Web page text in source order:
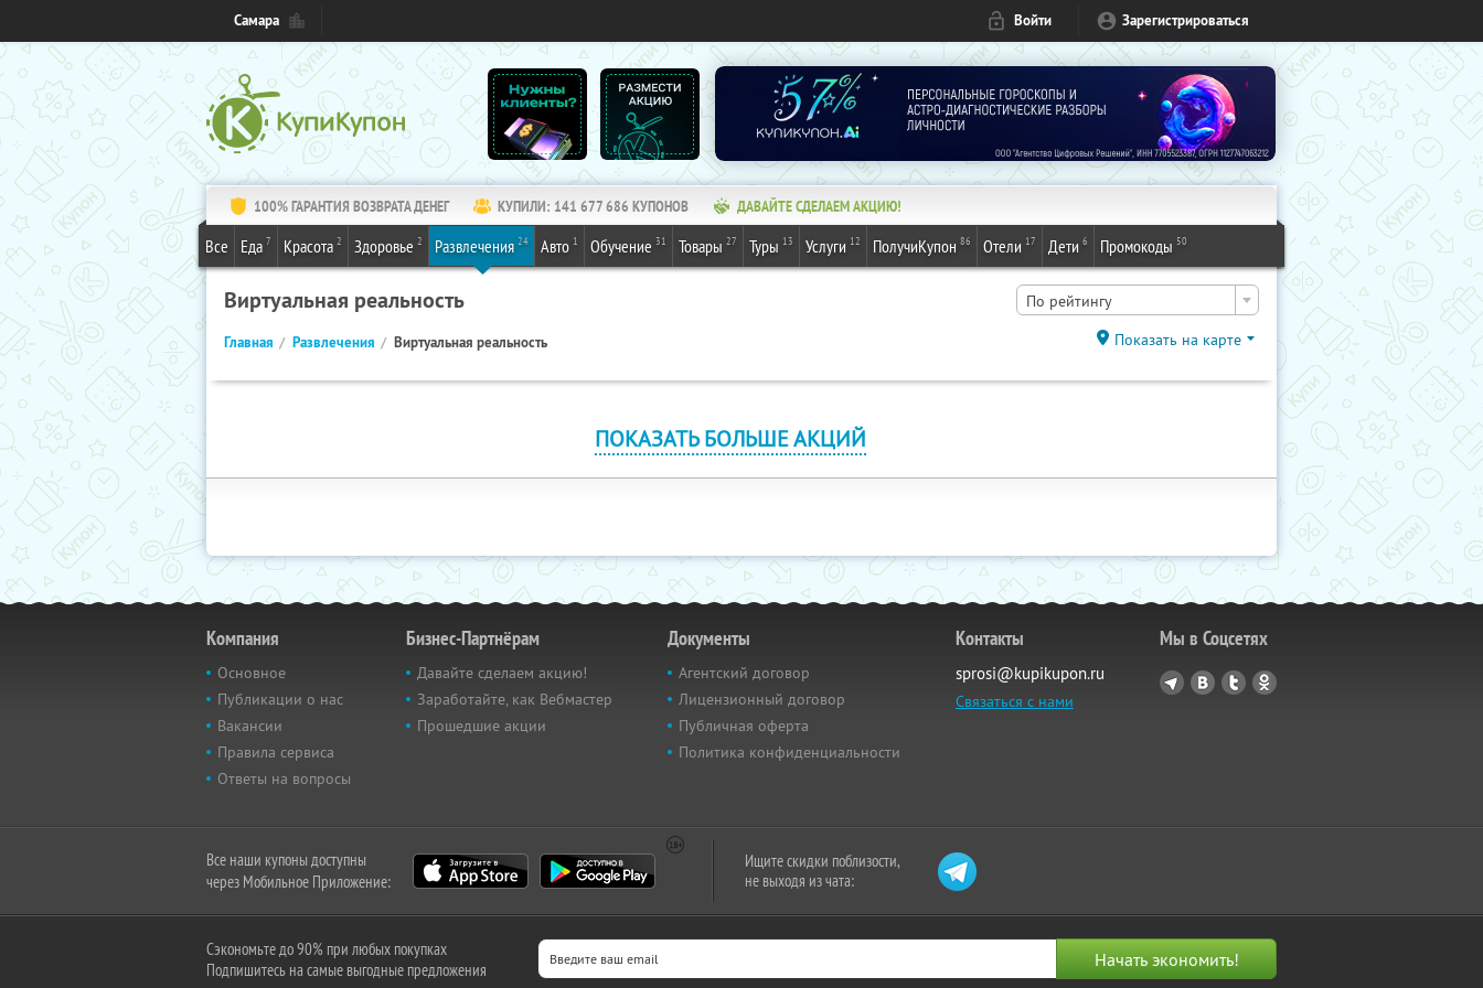
Самара Войти Зарегистрироваться
100% ГАРАНТИЯ ВОЗВРАТА ДЕНЕГ КУПИЛИ: 141 677 688 КУПОНОВ ДАВАЙТЕ СДЕЛАЕМ АКЦИЮ!
Все Еда 7 Красота 2 Здоровье 2 Развлечения 24 Авто 1 Обучение 31 Товары 27 Туры 13 Услуги 12 ПолучиКупон 86 Отели 17 Дети 6 Промокоды 50
Виртуальная реальность По рейтингу
Главная Развлечения Виртуальная реальность Показать на карте
ПОКАЗАТЬ БОЛЬШЕ АКЦИЙ
Компания
Основное
Публикации о нас
Вакансии
Правила сервиса
Ответы на вопросы
Бизнес-Партнёрам
Давайте сделаем акцию!
Заработайте, как Вебмастер
Прошедшие акции
Документы
Агентский договор
Лицензионный договор
Публичная оферта
Политика конфиденциальности
Контакты
sprosi@kupikupon.ru
Связаться с нами
Мы в Соцсетях
Все наши купоны доступны
через Мобильное Приложение:
Ищите скидки поблизости,
не выходя из чата:
Сэкономьте до 90% при любых покупках
Подпишитесь на самые выгодные предложения